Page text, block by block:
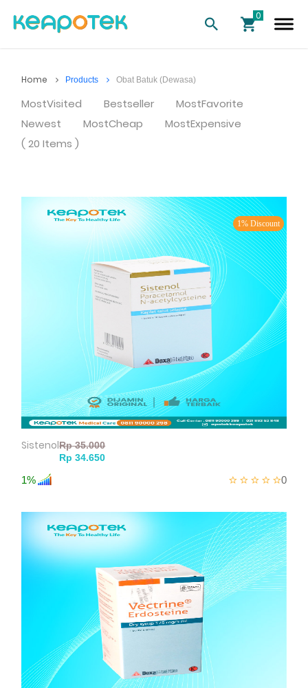
Home Products Obat Batuk (Dewasa)
MostVisited Bestseller
MostFavorite
Newest
MostCheap
MostExpensive
( 20 Items )
Sistenol
1% 0